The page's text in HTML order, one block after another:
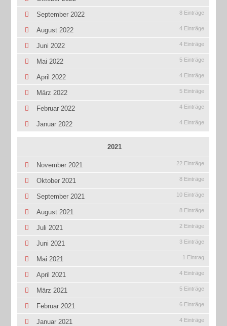
September 2022 8 Einträge
August 2022 4 Einträge
Juni 2022 4 Einträge
Mai 2022 5 Einträge
April 2022 4 Einträge
März 2022 5 Einträge
Februar 2022 4 Einträge
Januar 2022 4 Einträge
2021
November 2021 22 Einträge
Oktober 2021 8 Einträge
September 2021 10 Einträge
August 2021 8 Einträge
Juli 2021 2 Einträge
Juni 2021 3 Einträge
Mai 2021 1 Eintrag
April 2021 4 Einträge
März 2021 5 Einträge
Februar 2021 6 Einträge
Januar 2021 4 Einträge